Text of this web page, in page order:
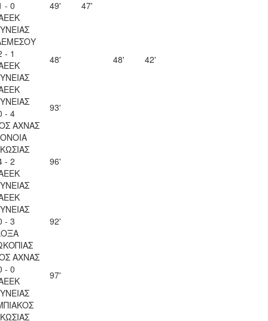
- 0
49' 47'
- 1
48' 48' 42'
- 4
ΑΧΝΑΣ
93'
- 2
96'
- 3
92'
ΑΧΝΑΣ
- 0
97'